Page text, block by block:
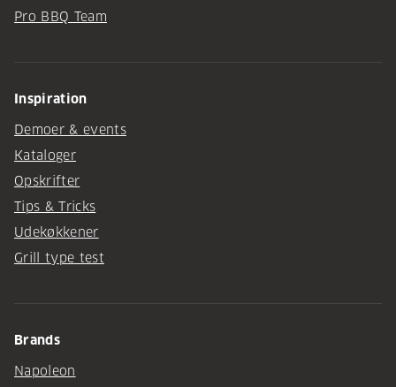
Pro BBQ Team
Inspiration
Demoer & events
Kataloger
Opskrifter
Tips & Tricks
Udekøkkener
Grill type test
Brands
Napoleon